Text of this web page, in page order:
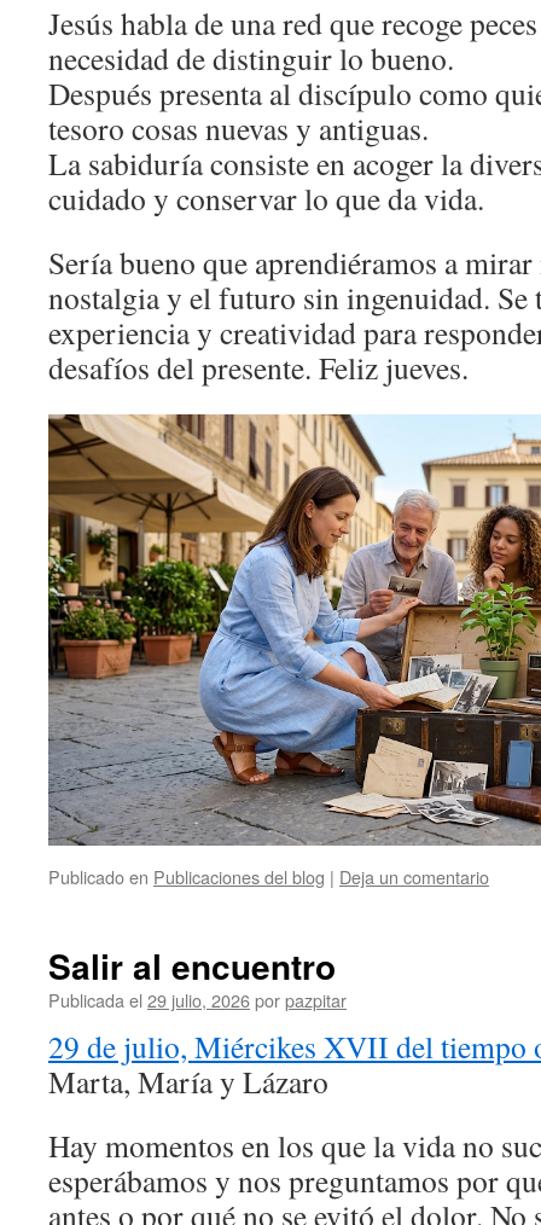
Jesús habla de una red que recoge
necesidad de distinguir lo bueno.
Después presenta al discípulo como
tesoro cosas nuevas y antiguas.
La sabiduría consiste en acoger la
cuidado y conservar lo que da vida.
Sería bueno que aprendiéramos a
nostalgia y el futuro sin ingenuidad. Se
experiencia y creatividad para
desafíos del presente. Feliz jueves.
Publicado en Publicaciones del blog | Deja un comentario
Salir al encuentro
Publicada el 29 julio, 2026porpazpitar
29 de julio, Miércikes XVII del
Marta, María y Lázaro
Hay momentos en los que la vida no
esperábamos y nos preguntamos por
antes o por qué no se evitó el dolor. No